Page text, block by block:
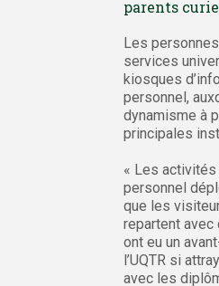
parents
Les
services
kiosques
personnel,
dynamisme à
principales
« Les activités
personnel
que les
repartent avec
ont eu un
l’UQTR si
avec les